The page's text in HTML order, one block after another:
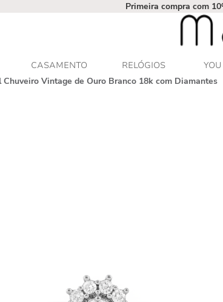
Primeira compra com
CASAMENTO RELÓGIOS YOU
Chuveiro Vintage de Ouro Branco 18k com Diamantes